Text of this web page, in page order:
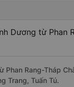
Dương từ Phan
Phan Rang-Tháp
Trang, Tuấn Tú.